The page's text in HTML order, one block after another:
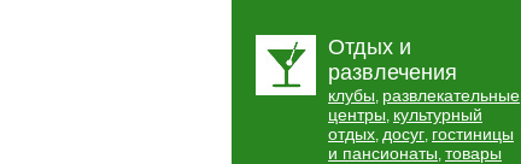
Отдых и
развлечения
клубы, развлекательные
центры, культурный
отдых, досуг, гостиницы
и пансионаты, товары